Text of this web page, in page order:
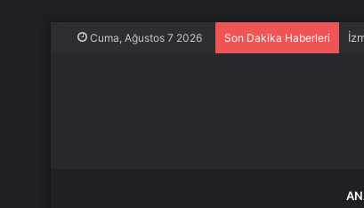
Cuma, Ağustos 7 2026 Son Dakika Haberleri